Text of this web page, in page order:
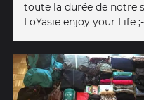
toute la durée de notre
LoYasie enjoy your Life